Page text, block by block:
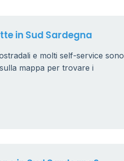
in Sud Sardegna
e molti self-service sono
mappa per trovare i